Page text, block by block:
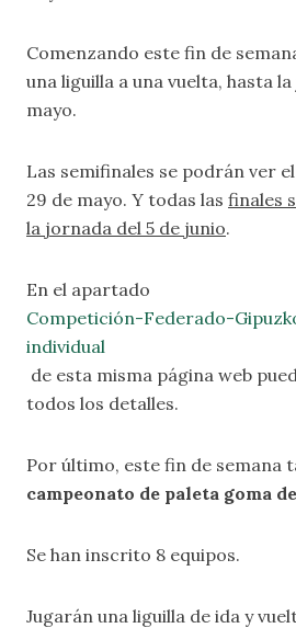
Comenzando este fin de
una liguilla a una vuelta, hasta
mayo.
Las semifinales se podrán ver
29 de mayo. Y todas las finales
la jornada del 5 de junio.
En el apartado
Competición-Federado-
individual
de esta misma página web
todos los detalles.
Por último, este fin de semana
campeonato de paleta goma
Se han inscrito 8 equipos.
Jugarán una liguilla de ida y